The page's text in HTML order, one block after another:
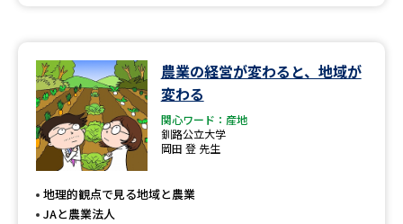
高等学校（情報）教員資格認定
大学研究
農業の経営が変わると、地域が
変わる
関心ワード：産地
釧路公立大学
岡田 登 先生
地理的観点で見る地域と農業
JAと農業法人